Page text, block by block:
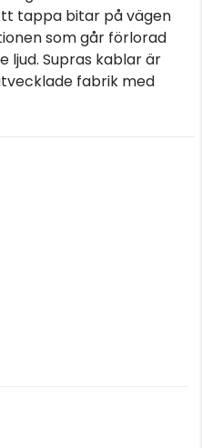
tappa bitar på vägen
som går förlorad
ljud. Supras kablar är
fabrik med